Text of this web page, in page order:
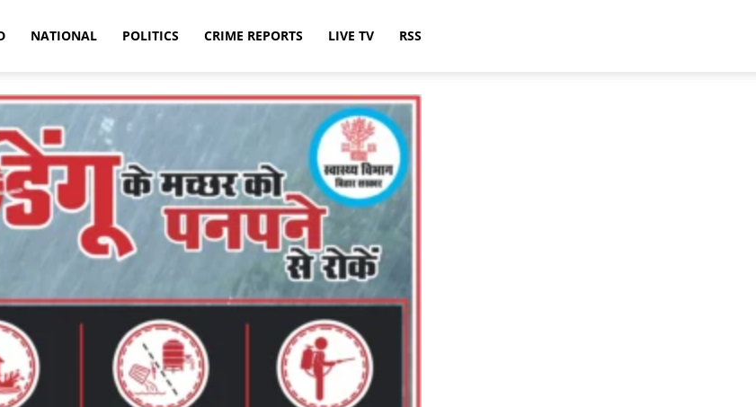
NATIONAL POLITICS CRIME REPORTS LIVE TV RSS